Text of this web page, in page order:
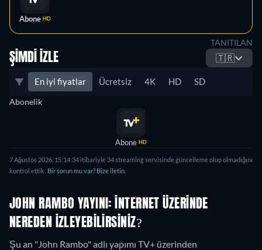
Abone HD
TANITILAN
ŞIMDI İZLE 🇹🇷
En iyi fiyatlar Ücretsiz 4K HD SD
Abonelik
Abone HD
7 Ağustos 2026 15:14:34 itibariyle 34streaming servisinde güncelleme olup olmadığını
kontrol ettik. Bir sorun mu var? Bize iletin.
JOHN RAMBO YAYINI: İNTERNET ÜZERINDE
NEREDEN IZLEYEBILIRSINIZ?
Şu an "John Rambo" adlı yapımı TV+ üzerinden